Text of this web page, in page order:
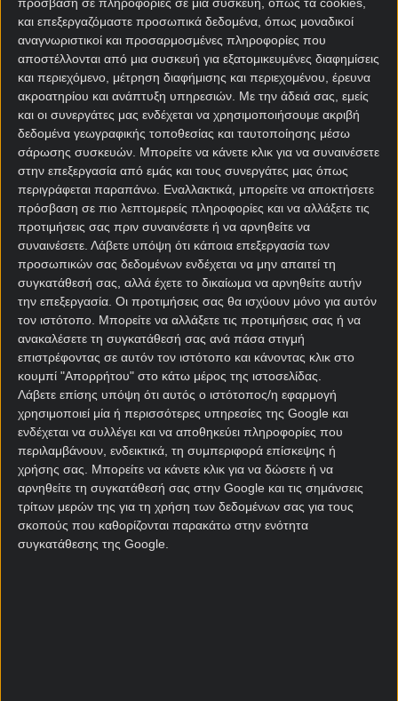
πρόσβαση σε πληροφορίες σε μια συσκευή, όπως τα cookies,
και επεξεργαζόμαστε προσωπικά δεδομένα, όπως μοναδικοί
αναγνωριστικοί και προσαρμοσμένες πληροφορίες που
αποστέλλονται από μια συσκευή για εξατομικευμένες διαφημίσεις
και περιεχόμενο, μέτρηση διαφήμισης και περιεχομένου, έρευνα
ακροατηρίου και ανάπτυξη υπηρεσιών. Με την άδειά σας, εμείς
και οι συνεργάτες μας ενδέχεται να χρησιμοποιήσουμε ακριβή
δεδομένα γεωγραφικής τοποθεσίας και ταυτοποίησης μέσω
σάρωσης συσκευών. Μπορείτε να κάνετε κλικ για να συναινέσετε
στην επεξεργασία από εμάς και τους συνεργάτες μας όπως
περιγράφεται παραπάνω. Εναλλακτικά, μπορείτε να αποκτήσετε
πρόσβαση σε πιο λεπτομερείς πληροφορίες και να αλλάξετε τις
προτιμήσεις σας πριν συναινέσετε ή να αρνηθείτε να
συναινέσετε. Λάβετε υπόψη ότι κάποια επεξεργασία των
προσωπικών σας δεδομένων ενδέχεται να μην απαιτεί τη
συγκατάθεσή σας, αλλά έχετε το δικαίωμα να αρνηθείτε αυτήν
την επεξεργασία. Οι προτιμήσεις σας θα ισχύουν μόνο για αυτόν
τον ιστότοπο. Μπορείτε να αλλάξετε τις προτιμήσεις σας ή να
ανακαλέσετε τη συγκατάθεσή σας ανά πάσα στιγμή
επιστρέφοντας σε αυτόν τον ιστότοπο και κάνοντας κλικ στο
κουμπί "Απορρήτου" στο κάτω μέρος της ιστοσελίδας.
Λάβετε επίσης υπόψη ότι αυτός ο ιστότοπος/η εφαρμογή
χρησιμοποιεί μία ή περισσότερες υπηρεσίες της Google και
ενδέχεται να συλλέγει και να αποθηκεύει πληροφορίες που
περιλαμβάνουν, ενδεικτικά, τη συμπεριφορά επίσκεψης ή
χρήσης σας. Μπορείτε να κάνετε κλικ για να δώσετε ή να
αρνηθείτε τη συγκατάθεσή σας στην Google και τις σημάνσεις
τρίτων μερών της για τη χρήση των δεδομένων σας για τους
σκοπούς που καθορίζονται παρακάτω στην ενότητα
συγκατάθεσης της Google.
αστέρες του παγκόσμιου ποδοσφαίρου βρίσκονται
στο επίκεντρο με δυνατές ενισχυμένες* επιλογές:
Greek Super League top scorer Ελ Κααμπί
3.25* από 2.50
Η Ισπανία να πετύχει τα περισσότερα γκολ
στη διοργάνωση σε απόδοση 6.25* από 5.00
Γαλλία νικήτρια του Παγκοσμίου Κυπέλλου &
Κιλιάν Εμπαπέ πρώτος σκόρερ σε απόδοση
15.00* από 12.00
Αργεντινή νικήτρια του Παγκοσμίου
Κυπέλλου & Λιονέλ Μέσι πρώτος σκόρερ σε
απόδοση 21.00* από 17.00
Αγγλία νικήτρια του Παγκοσμίου Κυπέλλου &
Χάρι Κέιν πρώτος σκόρερ σε απόδοση 22.00*
από 18.00
Βραζιλία να κερδίσει όλα τα παιχνίδια του
Ομίλου Γ σε απόδοση 2.90* από 2.40
Ζευγάρι τελικού Αργεντινή-Βραζιλία σε
απόδοση 51.00* από 41.00
Βραζιλία πρώτος σκόρερ της ομάδας ο
Βινίσιους Ζούνιορ σε απόδοση 4.40* από
3.50
Επιλογές που συνδυάζουν φαβορί, μεγάλα ονόματα